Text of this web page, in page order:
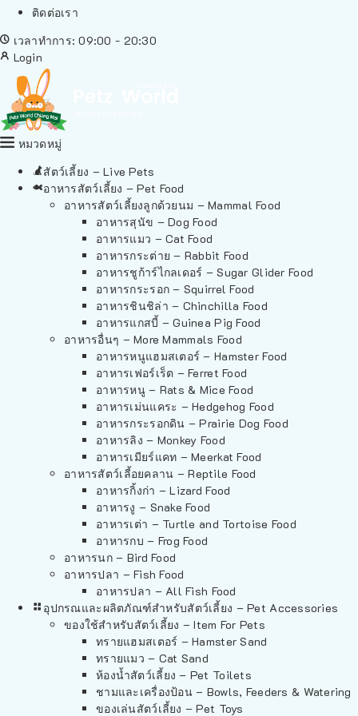
ติดต่อเรา
เวลาทำการ: 09:00 - 20:30
Login
หมวดหมู่
สัตว์เลี้ยง – Live Pets
อาหารสัตว์เลี้ยง – Pet Food
อาหารสัตว์เลี้ยงลูกด้วยนม – Mammal Food
อาหารสุนัข – Dog Food
อาหารแมว – Cat Food
อาหารกระต่าย – Rabbit Food
อาหารชูก้าร์ไกลเดอร์ – Sugar Glider Food
อาหารกระรอก – Squirrel Food
อาหารชินชิล่า – Chinchilla Food
อาหารแกสบี้ – Guinea Pig Food
อาหารอื่นๆ – More Mammals Food
อาหารหนูแฮมสเตอร์ – Hamster Food
อาหารเฟอร์เร็ต – Ferret Food
อาหารหนู – Rats & Mice Food
อาหารเม่นแคระ – Hedgehog Food
อาหารกระรอกดิน – Prairie Dog Food
อาหารลิง – Monkey Food
อาหารเมียร์แคท – Meerkat Food
อาหารสัตว์เลี้อยคลาน – Reptile Food
อาหารกิ้งก่า – Lizard Food
อาหารงู – Snake Food
อาหารเต่า – Turtle and Tortoise Food
อาหารกบ – Frog Food
อาหารนก – Bird Food
อาหารปลา – Fish Food
อาหารปลา – All Fish Food
อุปกรณและผลิตภัณฑ์สำหรับสัตว์เลี้ยง – Pet Accessories
ของใช้สำหรับสัตว์เลี้ยง – Item For Pets
ทรายแฮมสเตอร์ – Hamster Sand
ทรายแมว – Cat Sand
ห้องน้ำสัตว์เลี้ยง – Pet Toilets
ชามและเครื่องป้อน – Bowls, Feeders & Watering
ของเล่นสัตว์เลี้ยง – Pet Toys